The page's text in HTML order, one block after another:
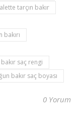
tarçın bakır
bakırı
saç rengi
bakır saç boyası
0 Yorum